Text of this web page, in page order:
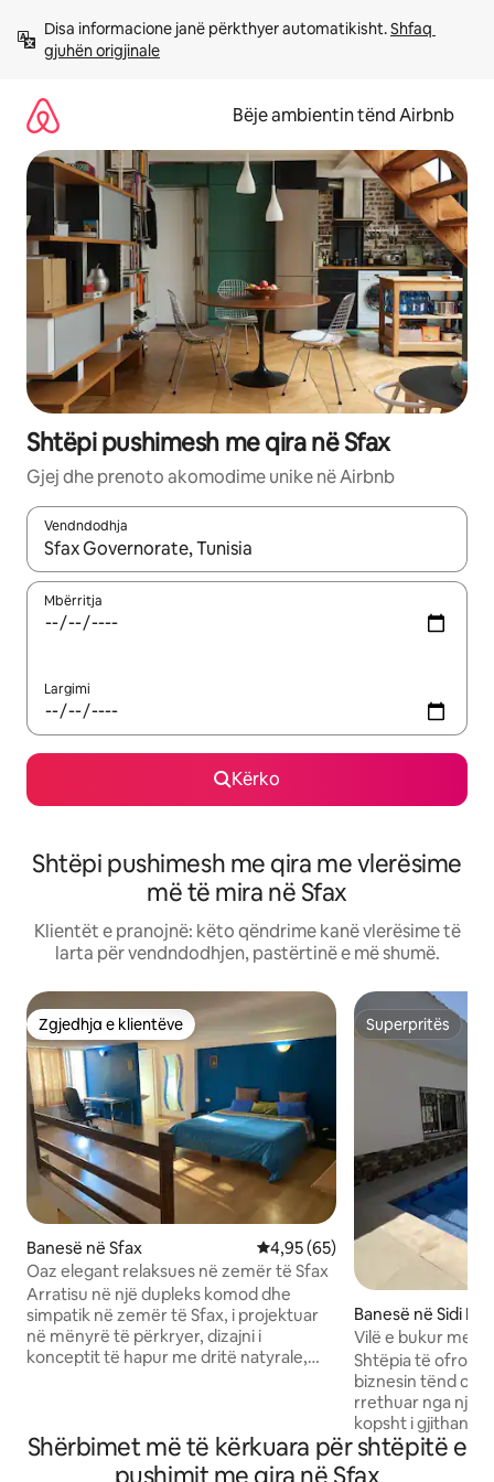
përmbajtja
Disa informacione janë përkthyer automatikisht. Shfaq
gjuhën origjinale
Bëje ambientin tënd Airbnb
Shtëpi pushimesh me qira në Sfax
Gjej dhe prenoto akomodime unike në Airbnb
Vendndodhja
Kur rezultatet të jenë të disponueshme, lëviz me butonat e
Mbërritja
Largimi
Kërko
Shtëpi pushimesh me qira me vlerësime
më të mira në Sfax
Klientët e pranojnë: këto qëndrime kanë vlerësime të
larta për vendndodhjen, pastërtinë e më shumë.
Zgjedhja e klientëve
Zgjedhja e klientëve
Banesë në Sfax Vlerësimi mesatar 4,95 nga 5,
4,95 (65)
Oaz elegant relaksues në zemër të Sfax
Arratisu në një dupleks komod dhe
simpatik në zemër të Sfax, i projektuar
në mënyrë të përkryer, dizajni i
konceptit të hapur me dritë natyrale,
e rehatshme të ngrënies me dritë
ambienti, e bën atë një shtëpi të
Superpritës
Superpritës
Banesë në Sidi
Vilë e bukur me
Shtëpia të ofron
biznesin tënd
rrethuar nga një
kopsht i
një dhomë
dhoma gjumi, dy
Shërbimet më të kërkuara për shtëpitë e